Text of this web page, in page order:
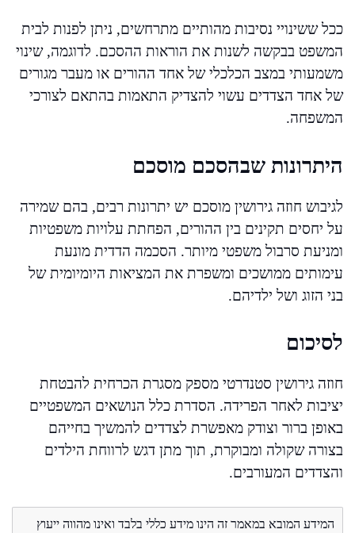
ככל ששינויי נסיבות מהותיים מתרחשים, ניתן לפנות לבית
המשפט בבקשה לשנות את הוראות ההסכם. לדוגמה, שינוי
משמעותי במצב הכלכלי של אחד ההורים או מעבר מגורים
של אחד הצדדים עשוי להצדיק התאמות בהתאם לצורכי
המשפחה.
היתרונות שבהסכם מוסכם
לגיבוש חוזה גירושין מוסכם יש יתרונות רבים, בהם שמירה
על יחסים תקינים בין ההורים, הפחתת עלויות משפטיות
ומניעת סרבול משפטי מיותר. הסכמה הדדית מונעת
עימותים ממושכים ומשפרת את המציאות היומיומית של
בני הזוג ושל ילדיהם.
לסיכום
חוזה גירושין סטנדרטי מספק מסגרת הכרחית להבטחת
יציבות לאחר הפרידה. הסדרת כלל הנושאים המשפטיים
באופן ברור וצודק מאפשרת לצדדים להמשיך בחייהם
בצורה שקולה ומבוקרת, תוך מתן דגש לרווחת הילדים
והצדדים המעורבים.
המידע המובא במאמר זה הינו מידע כללי בלבד ואינו מהווה ייעוץ